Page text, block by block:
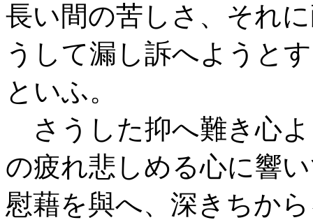
長い間の苦しさ、それ
うして漏し訴へようと
といふ。
さうした抑へ難き心
の疲れ悲しめる心に響
慰藉を與へ、深きちか